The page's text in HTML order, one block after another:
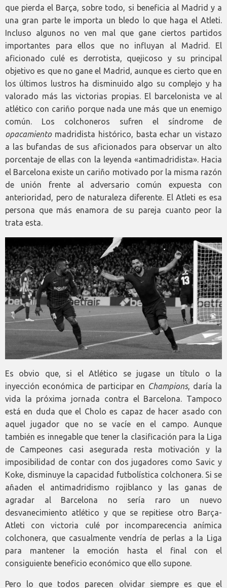
que pierda el Barça, sobre todo, si beneficia al Madrid y a
una gran parte le importa un bledo lo que haga el Atleti.
Incluso algunos no ven mal que gane ciertos partidos
importantes para ellos que no influyan al Madrid. El
aficionado culé es derrotista, quejicoso y su principal
objetivo es que no gane el Madrid, aunque es cierto que en
los últimos lustros ha disminuido algo su complejo y ha
valorado más las victorias propias. El barcelonista ve al
atlético con cariño porque nada une más que un enemigo
común. Los colchoneros sufren el síndrome de
opacamientomadridista histórico, basta echar un vistazo
a las bufandas de sus aficionados para observar un alto
porcentaje de ellas con la leyenda «antimadridista». Hacia
el Barcelona existe un cariño motivado por la misma razón
de unión frente al adversario común expuesta con
anterioridad, pero de naturaleza diferente. El Atleti es esa
persona que más enamora de su pareja cuanto peor la
trata esta.
Es obvio que, si el Atlético se jugase un título o la
inyección económica de participar en Champions, daría la
vida la próxima jornada contra el Barcelona. Tampoco
está en duda que el Cholo es capaz de hacer asado con
aquel jugador que no se vacíe en el campo. Aunque
también es innegable que tener la clasificación para la Liga
de Campeones casi asegurada resta motivación y la
imposibilidad de contar con dos jugadores como Savic y
Koke, disminuye la capacidad futbolística colchonera. Si se
añaden el antimadridismo rojiblanco y las ganas de
agradar al Barcelona no sería raro un nuevo
desvanecimiento atlético y que se repitiese otro Barça-
Atleti con victoria culé por incomparecencia anímica
colchonera, que casualmente vendría de perlas a la Liga
para mantener la emoción hasta el final con el
consiguiente beneficio económico que ello supone.
Pero lo que todos parecen olvidar siempre es que el